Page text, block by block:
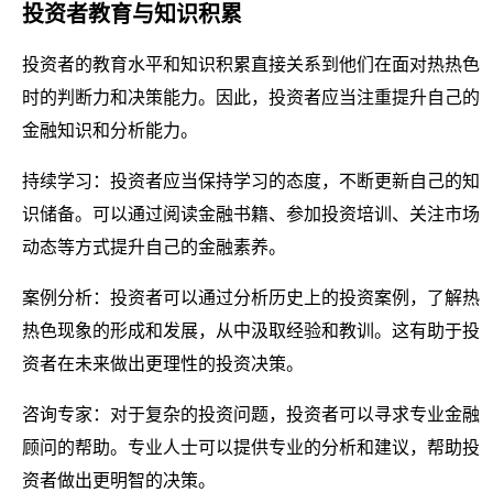
投资者教育与知识积累
投资者的教育水平和知识积累直接关系到他们在面对热热色
时的判断力和决策能力。因此，投资者应当注重提升自己的
金融知识和分析能力。
持续学习：投资者应当保持学习的态度，不断更新自己的知
识储备。可以通过阅读金融书籍、参加投资培训、关注市场
动态等方式提升自己的金融素养。
案例分析：投资者可以通过分析历史上的投资案例，了解热
热色现象的形成和发展，从中汲取经验和教训。这有助于投
资者在未来做出更理性的投资决策。
咨询专家：对于复杂的投资问题，投资者可以寻求专业金融
顾问的帮助。专业人士可以提供专业的分析和建议，帮助投
资者做出更明智的决策。